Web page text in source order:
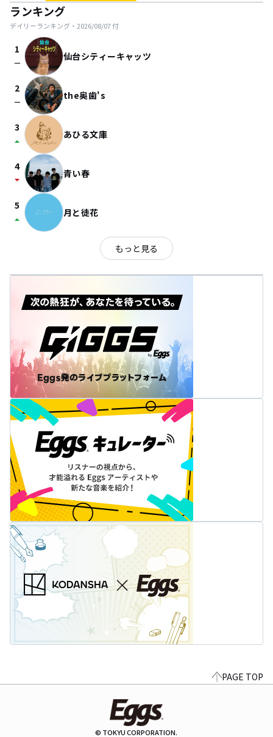
ランキング
デイリーランキング・ 2026/08/07付
1
check_indeterminate_small 仙台シティーキャッツ
2
check_indeterminate_small the奥歯's
3
arrow_drop_up あひる文庫
4
arrow_drop_down 青い春
5
arrow_drop_up 月と徒花
もっと見る
PAGE TOP
© TOKYU CORPORATION.